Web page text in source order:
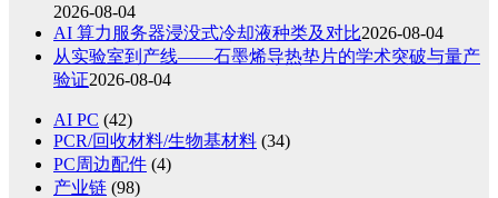
2026-08-04
AI 算力服务器浸没式冷却液种类及对比2026-08-04
从实验室到产线——石墨烯导热垫片的学术突破与量产
验证2026-08-04
AI PC (42)
PCR/回收材料/生物基材料 (34)
PC周边配件 (4)
产业链 (98)